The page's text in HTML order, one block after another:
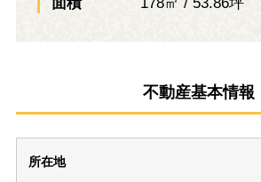
面積
不動産基本情報
所在地